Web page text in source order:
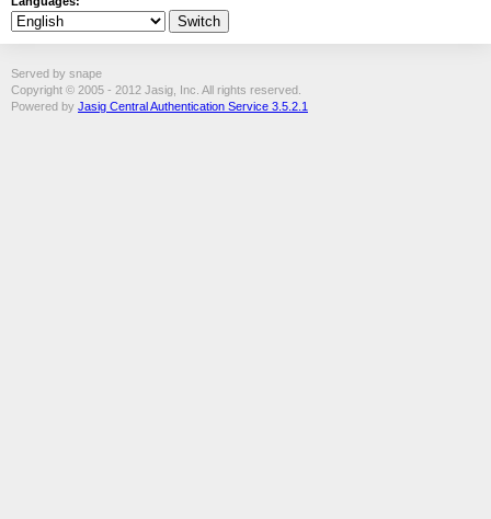
Served by snape
Copyright © 2005 - 2012 Jasig, Inc. All rights reserved.
Powered by Jasig Central Authentication Service 3.5.2.1